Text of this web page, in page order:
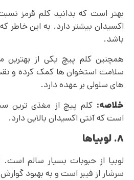
اکسیدان بیشتر دارد. به این خاطر
باشد.
همچنین کلم پیچ یکی از بهترین
سلامت استخوان ها کمک کرده و
های سلولی بر عهده دارد.
خلاصه: کلم پیچ از مغذی ترین
است که آنتی اکسیدان بالایی دارد.
۸. لوبیاها
لوبیا از حبوبات بسیار سالم است.
سرشار از فیبر است و به بهبود